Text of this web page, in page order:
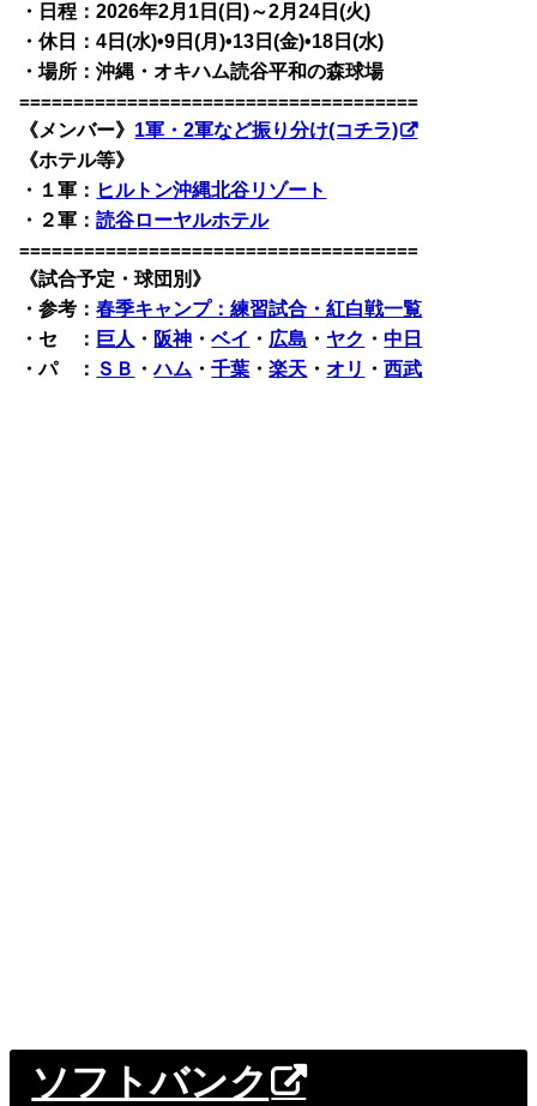
・日程：2026年2月1日(日)～2月24日(火)
・休日：4日(水)•9日(月)•13日(金)•18日(水)
・場所：沖縄・オキハム読谷平和の森球場
=====================================
《メンバー》 1軍・2軍など振り分け(コチラ)
《ホテル等》
・１軍： ヒルトン沖縄北谷リゾート
・２軍：読谷ローヤルホテル
=====================================
《試合予定・球団別》
・参考：春季キャンプ：練習試合・紅白戦一覧
・セ ： 巨人 ・ 阪神 ・ベイ ・ 広島 ・ ヤク ・中日
・パ ： ＳＢ ・ハム ・千葉 ・楽天 ・オリ ・西武
ソフトバンク